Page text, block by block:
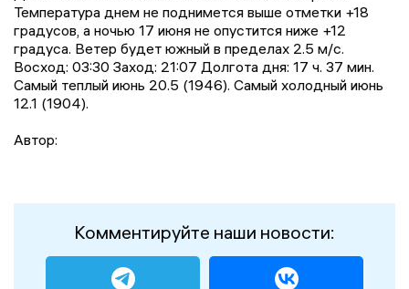
Температура днем не поднимется выше отметки +18
градусов, a ночью 17 июня не опустится ниже +12
градусa. Ветер будет южный в пределах 2.5 м/с.
Восход: 03:30 Заход: 21:07 Долгота дня: 17 ч. 37 мин.
Самый теплый июнь 20.5 (1946). Самый холодный июнь
12.1 (1904).
Автор:
Комментируйте наши новости: